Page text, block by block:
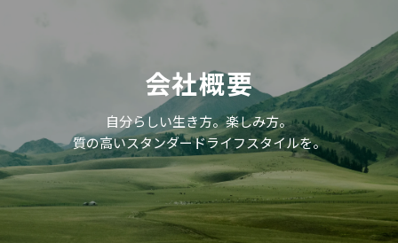
会社概要
自分らしい生き方。楽しみ方。
質の高いスタンダードライフスタイルを。